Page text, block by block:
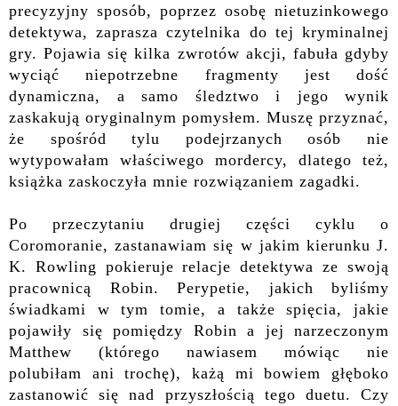
precyzyjny sposób, poprzez osobę nietuzinkowego
detektywa, zaprasza czytelnika do tej kryminalnej
gry. Pojawia się kilka zwrotów akcji, fabuła gdyby
wyciąć niepotrzebne fragmenty jest dość
dynamiczna, a samo śledztwo i jego wynik
zaskakują oryginalnym pomysłem. Muszę przyznać,
że spośród tylu podejrzanych osób nie
wytypowałam właściwego mordercy, dlatego też,
książka zaskoczyła mnie rozwiązaniem zagadki.
Po przeczytaniu drugiej części cyklu o
Coromoranie, zastanawiam się w jakim kierunku J.
K. Rowling pokieruje relacje detektywa ze swoją
pracownicą Robin. Perypetie, jakich byliśmy
świadkami w tym tomie, a także spięcia, jakie
pojawiły się pomiędzy Robin a jej narzeczonym
Matthew (którego nawiasem mówiąc nie
polubiłam ani trochę), każą mi bowiem głęboko
zastanowić się nad przyszłością tego duetu. Czy